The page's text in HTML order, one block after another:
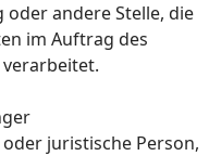
andere Stelle, die
im Auftrag des
juristische Person,